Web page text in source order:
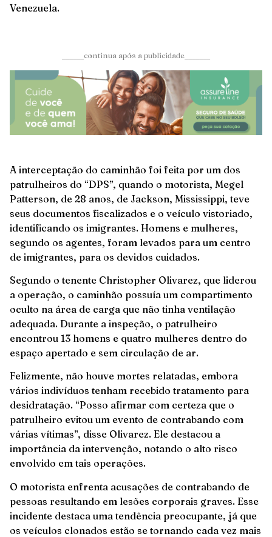
Venezuela.
______continua após a publicidade_______
A interceptação do caminhão foi feita por um dos
patrulheiros do “DPS”, quando o motorista, Megel
Patterson, de 28 anos, de Jackson, Mississippi, teve
seus documentos fiscalizados e o veículo vistoriado,
identificando os imigrantes. Homens e mulheres,
segundo os agentes, foram levados para um centro
de imigrantes, para os devidos cuidados.
Segundo o tenente Christopher Olivarez, que liderou
a operação, o caminhão possuía um compartimento
oculto na área de carga que não tinha ventilação
adequada. Durante a inspeção, o patrulheiro
encontrou 13 homens e quatro mulheres dentro do
espaço apertado e sem circulação de ar.
Felizmente, não houve mortes relatadas, embora
vários indivíduos tenham recebido tratamento para
desidratação. “Posso afirmar com certeza que o
patrulheiro evitou um evento de contrabando com
várias vítimas”, disse Olivarez. Ele destacou a
importância da intervenção, notando o alto risco
envolvido em tais operações.
O motorista enfrenta acusações de contrabando de
pessoas resultando em lesões corporais graves. Esse
incidente destaca uma tendência preocupante, já que
os veículos clonados estão se tornando cada vez mais